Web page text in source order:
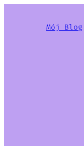
Mój Blog